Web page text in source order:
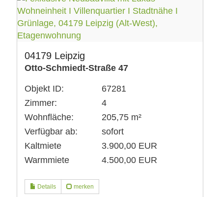
04179 Leipzig
Otto-Schmiedt-Straße 47
Objekt ID:
67281
Zimmer:
4
Wohnfläche:
205,75 m²
Verfügbar ab:
sofort
Kaltmiete
3.900,00 EUR
Warmmiete
4.500,00 EUR
Details merken